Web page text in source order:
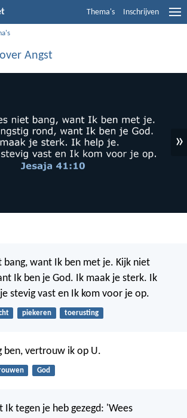
Thema's Inschrijven
Angst
»
bang, want Ik ben met je. Kijk niet
Ik ben je God. Ik maak je sterk. Ik
je stevig vast en Ik kom voor je op.
piekeren toerusting
ben, vertrouw ik op U.
God
Ik tegen je heb gezegd: 'Wees